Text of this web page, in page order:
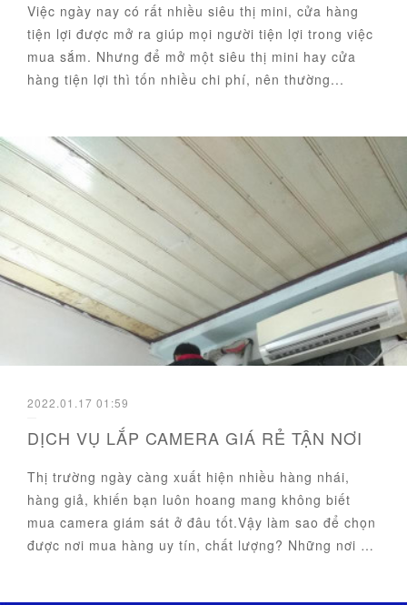
Việc ngày nay có rất nhiều siêu thị mini, cửa hàng
tiện lợi được mở ra giúp mọi người tiện lợi trong việc
mua sắm. Nhưng để mở một siêu thị mini hay cửa
hàng tiện lợi thì tốn nhiều chi phí, nên thường...
2022.01.17 01:59
DỊCH VỤ LẮP CAMERA GIÁ RẺ TẬN NƠI
Thị trường ngày càng xuất hiện nhiều hàng nhái,
hàng giả, khiến bạn luôn hoang mang không biết
mua camera giám sát ở đâu tốt.Vậy làm sao để chọn
được nơi mua hàng uy tín, chất lượng? Những nơi …